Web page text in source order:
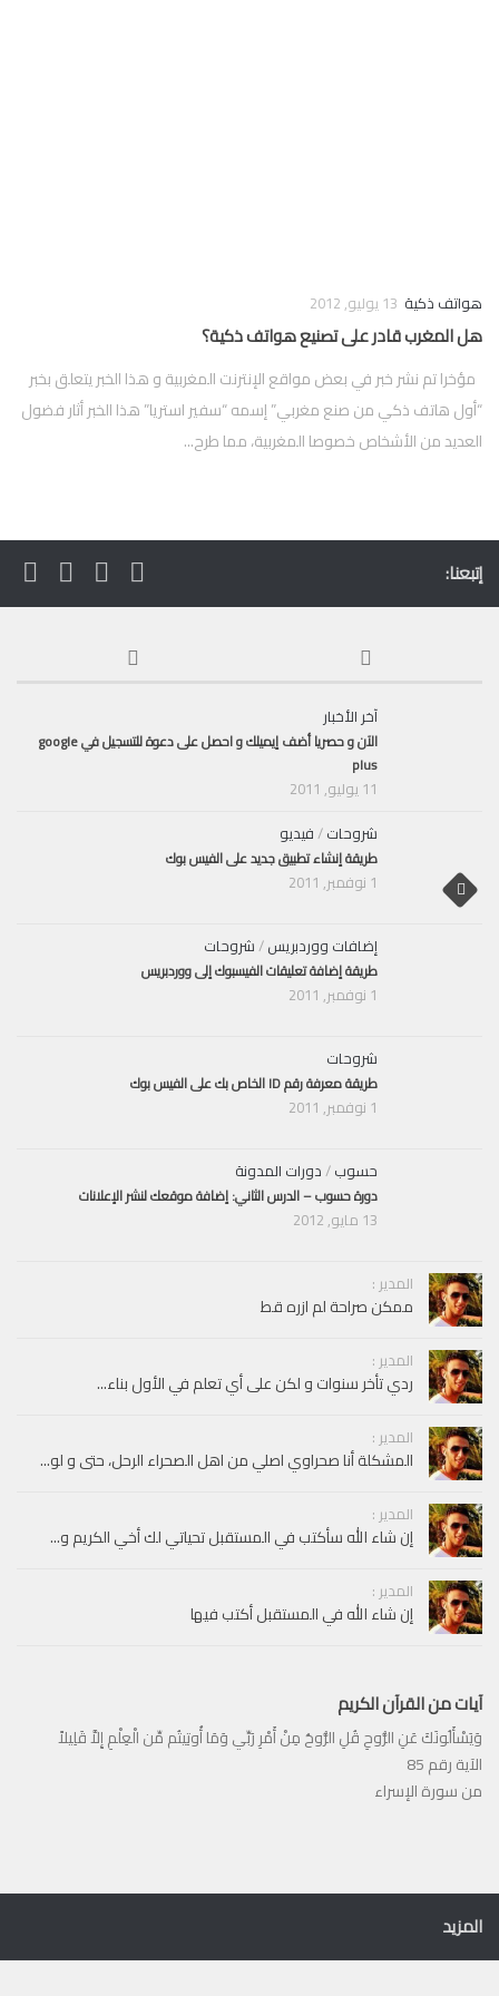
هواتف ذكية 13 يوليو, 2012
هل المغرب قادر على تصنيع هواتف ذكية؟
مؤخرا تم نشر خبر في بعض مواقع الإنترنت المغربية و هذا الخبر يتعلق بخبر
“أول هاتف ذكي من صنع مغربي” إسمه “سفير استريا” هذا الخبر أثار فضول
العديد من الأشخاص خصوصا المغربية، مما طرح...
إتبعنا:
آخر الأخبار
الآن و حصريا أضف إيميلك و احصل على دعوة للتسجيل في google
plus
شروحات/فيديو
طريقة إنشاء تطبيق جديد على الفيس بوك
إضافات ووردبريس/شروحات
طريقة إضافة تعليقات الفيسبوك إلى ووردبريس
شروحات
طريقة معرفة رقم ID الخاص بك على الفيس بوك
حسوب/دورات المدونة
دورة حسوب – الدرس الثاني: إضافة موقعك لنشر الإعلانات
المدير :
ممكن صراحة لم ازره قط
المدير :
ردي تأخر سنوات و لكن على أي تعلم في الأول بناء...
المدير :
المشكلة أنا صحراوي اصلي من اهل الصحراء الرحل، حتى و لو...
المدير :
إن شاء الله سأكتب في المستقبل تحياتي لك أخي الكريم و...
المدير :
إن شاء الله في المستقبل أكتب فيها
آيات من القرآن الكريم
وَيَسْأَلُونَكَ عَنِ الرُّوحِ قُلِ الرُّوحُ مِنْ أَمْرِ رَبِّي وَمَا أُوتِيتُم مِّن الْعِلْمِ إِلاَّ قَلِيلاً
الآية رقم 85
من سورة الإسراء
المزيد